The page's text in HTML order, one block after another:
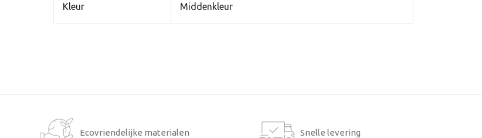
Kleur Middenkleur
Ecovriendelijke materialen Snelle levering